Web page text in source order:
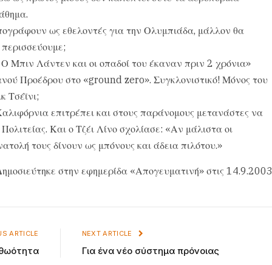
ως εθελοντές για την Ολυμπιάδα, μάλλον θα
Μπιν Λάντεν και οι οπαδοί του έκαναν πριν 2 χρόνια»
Προέδρου στο «ground zero». Συγκλονιστικό! Μόνος του
Τσέϊνι;
επιτρέπει και στους παράνομους μετανάστες να
Και ο Τζέι Λίνο σχολίασε: «Αν μάλιστα οι
τους δίνουν ως μπόνους και άδεια πιλότου.»
στην εφημερίδα «Απογευματινή» στις 14.9.2003
ARTICLE NEXT ARTICLE
Για ένα νέο σύστημα πρόνοιας